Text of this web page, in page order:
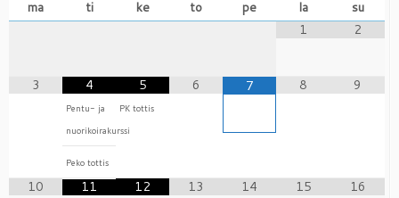
ma ti ke to pe la
su
1
2
3 4
Pentu- ja
nuorikoirakurssi
Peko tottis
5
PK tottis
6 7 8 9
10 11 12 13 14 15 16